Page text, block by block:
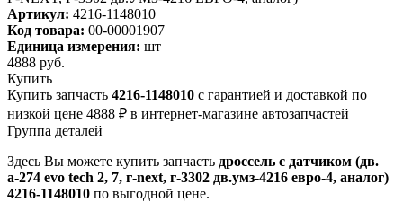
Артикул: 4216-1148010
Код товара: 00-00001907
Единица измерения: шт
4888 руб.
Купить
Купить запчасть 4216-1148010 с гарантией и доставкой по
низкой цене 4888 ₽ в интернет-магазине автозапчастей
Группа деталей
Здесь Вы можете купить запчасть дроссель с датчиком (дв.
а-274 evo tech 2, 7, г-next, г-3302 дв.умз-4216 евро-4, аналог)
4216-1148010 по выгодной цене.